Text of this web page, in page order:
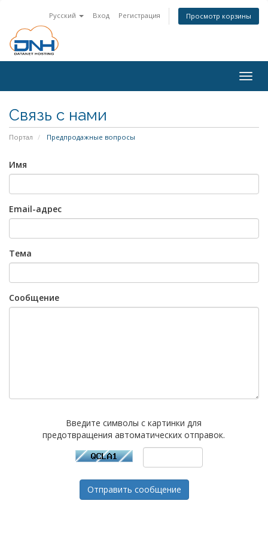
Русский Вход Регистрация Просмотр корзины
Связь с нами
Портал Предпродажные вопросы
Имя
Email-адрес
Тема
Сообщение
Введите символы с картинки для
предотвращения автоматических отправок.
Отправить сообщение